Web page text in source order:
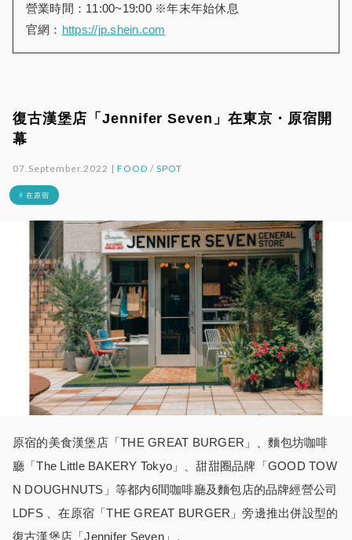
營業時間：11:00~19:00 ※年末年始休息
官網： https://jp.shein.com
復古漢堡店「Jennifer Seven」在東京・原宿開
幕
07.September.2022 |FOOD / SPOT
# 在原宿
原宿的美食漢堡店「THE GREAT BURGER」、麵包坊咖啡
廳「The Little BAKERY Tokyo」、甜甜圈品牌「GOOD TOW
N DOUGHNUTS」等都内6間咖啡廳及麵包店的品牌經營公司
LDFS 、在原宿「THE GREAT BURGER」旁邊推出併設型的
復古漢堡店「Jennifer Seven」。